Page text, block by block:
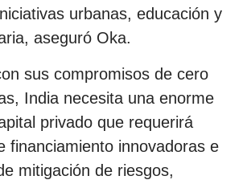
urbanas, educación y
aseguró Oka.
sus compromisos de cero
India necesita una enorme
privado que requerirá
financiamiento innovadoras e
mitigación de riesgos,